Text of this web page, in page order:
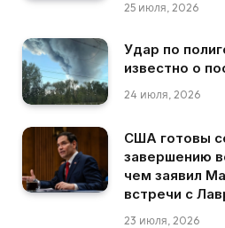
25 июля, 2026
Удар по
известно о
24 июля, 2026
США готовы
завершению
чем заявил
встречи с
23 июля, 2026